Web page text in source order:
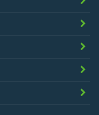
り、利用停
と
一または類
を業とする
らの従業者